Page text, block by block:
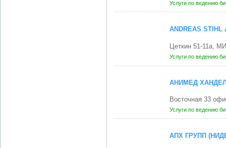
Услуги по ведению
ANDREAS
Цеткин 51-11а,
Услуги по ведению
АНИМЕД
Восточная 33
Услуги по ведению
АПХ ГРУПП